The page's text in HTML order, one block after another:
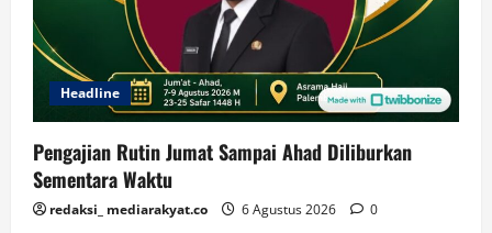
Headline
Pengajian Rutin Jumat Sampai Ahad Diliburkan
Sementara Waktu
redaksi_ mediarakyat.co 6 Agustus 2026 0